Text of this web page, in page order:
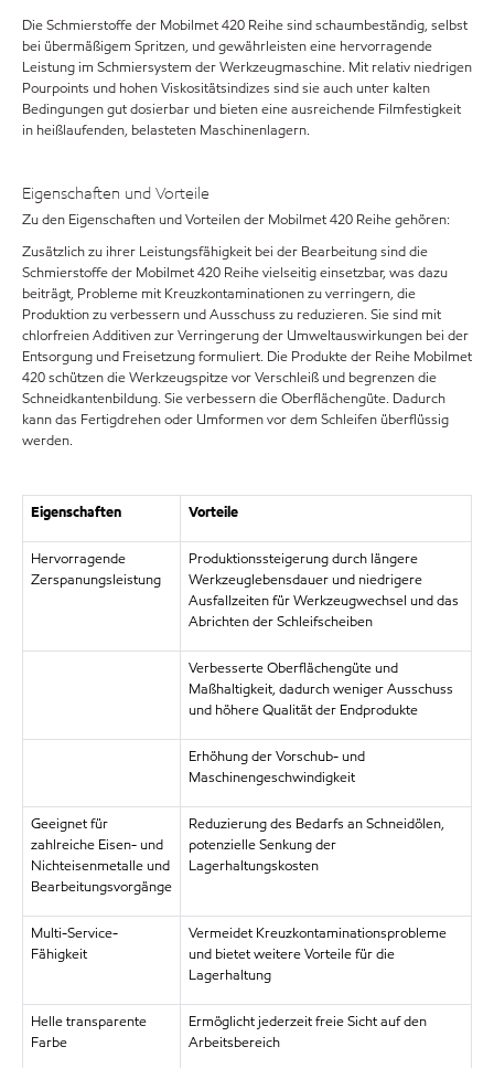
Die Schmierstoffe der Mobilmet 420 Reihe sind schaumbeständig, selbst
bei übermäßigem Spritzen, und gewährleisten eine hervorragende
Leistung im Schmiersystem der Werkzeugmaschine. Mit relativ niedrigen
Pourpoints und hohen Viskositätsindizes sind sie auch unter kalten
Bedingungen gut dosierbar und bieten eine ausreichende Filmfestigkeit
in heißlaufenden, belasteten Maschinenlagern.
Eigenschaften und Vorteile
Zu den Eigenschaften und Vorteilen der Mobilmet 420 Reihe gehören:
Zusätzlich zu ihrer Leistungsfähigkeit bei der Bearbeitung sind die
Schmierstoffe der Mobilmet 420 Reihe vielseitig einsetzbar, was dazu
beiträgt, Probleme mit Kreuzkontaminationen zu verringern, die
Produktion zu verbessern und Ausschuss zu reduzieren. Sie sind mit
chlorfreien Additiven zur Verringerung der Umweltauswirkungen bei der
Entsorgung und Freisetzung formuliert. Die Produkte der Reihe Mobilmet
420 schützen die Werkzeugspitze vor Verschleiß und begrenzen die
Schneidkantenbildung. Sie verbessern die Oberflächengüte. Dadurch
kann das Fertigdrehen oder Umformen vor dem Schleifen überflüssig
werden.
Eigenschaften Vorteile
Hervorragende
Zerspanungsleistung
Produktionssteigerung durch längere
Werkzeuglebensdauer und niedrigere
Ausfallzeiten für Werkzeugwechsel und das
Abrichten der Schleifscheiben
Verbesserte Oberflächengüte und
Maßhaltigkeit, dadurch weniger Ausschuss
und höhere Qualität der Endprodukte
Erhöhung der Vorschub- und
Maschinengeschwindigkeit
Geeignet für
zahlreiche Eisen- und
Nichteisenmetalle und
Bearbeitungsvorgänge
Reduzierung des Bedarfs an Schneidölen,
potenzielle Senkung der
Lagerhaltungskosten
Multi-Service-
Fähigkeit
Vermeidet Kreuzkontaminationsprobleme
und bietet weitere Vorteile für die
Lagerhaltung
Helle transparente
Farbe
Ermöglicht jederzeit freie Sicht auf den
Arbeitsbereich